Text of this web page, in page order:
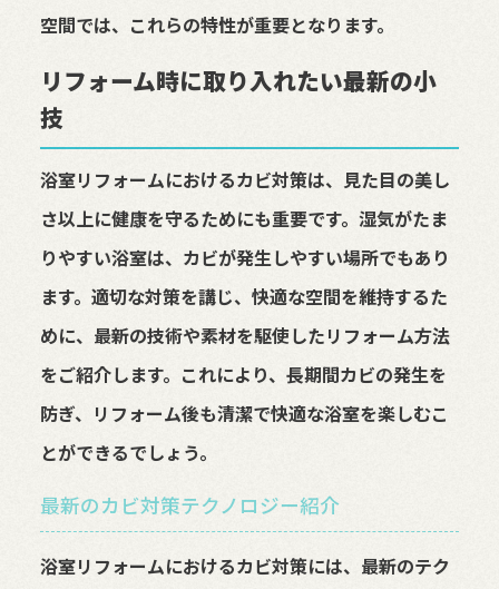
空間では、これらの特性が重要となります。
リフォーム時に取り入れたい最新の小
技
浴室リフォームにおけるカビ対策は、見た目の美し
さ以上に健康を守るためにも重要です。湿気がたま
りやすい浴室は、カビが発生しやすい場所でもあり
ます。適切な対策を講じ、快適な空間を維持するた
めに、最新の技術や素材を駆使したリフォーム方法
をご紹介します。これにより、長期間カビの発生を
防ぎ、リフォーム後も清潔で快適な浴室を楽しむこ
とができるでしょう。
最新のカビ対策テクノロジー紹介
浴室リフォームにおけるカビ対策には、最新のテク